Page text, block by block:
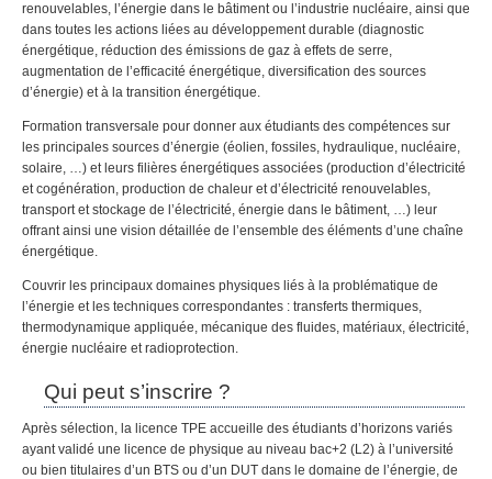
renouvelables, l’énergie dans le bâtiment ou l’industrie nucléaire, ainsi que
dans toutes les actions liées au développement durable (diagnostic
énergétique, réduction des émissions de gaz à effets de serre,
augmentation de l’efficacité énergétique, diversification des sources
d’énergie) et à la transition énergétique.
Formation transversale pour donner aux étudiants des compétences sur
les principales sources d’énergie (éolien, fossiles, hydraulique, nucléaire,
solaire, …) et leurs filières énergétiques associées (production d’électricité
et cogénération, production de chaleur et d’électricité renouvelables,
transport et stockage de l’électricité, énergie dans le bâtiment, …) leur
offrant ainsi une vision détaillée de l’ensemble des éléments d’une chaîne
énergétique.
Couvrir les principaux domaines physiques liés à la problématique de
l’énergie et les techniques correspondantes : transferts thermiques,
thermodynamique appliquée, mécanique des fluides, matériaux, électricité,
énergie nucléaire et radioprotection.
Qui peut s’inscrire ?
Après sélection, la licence TPE accueille des étudiants d’horizons variés
ayant validé une licence de physique au niveau bac+2 (L2) à l’université
ou bien titulaires d’un BTS ou d’un DUT dans le domaine de l’énergie, de